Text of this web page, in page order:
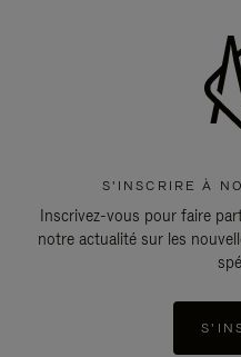
S'INSCRIRE À
Inscrivez-vous pour faire
notre actualité sur les